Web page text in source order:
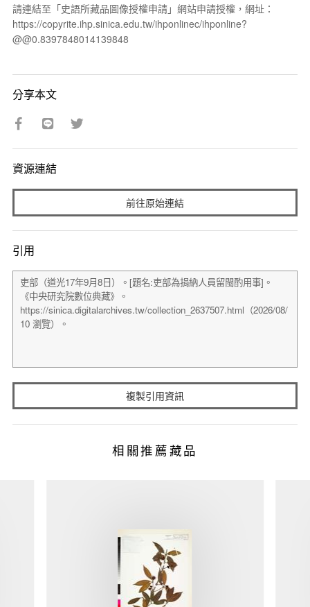
請連結至「史語所藏品圖像授權申請」網站申請授權，網址：
https://copyrite.ihp.sinica.edu.tw/ihponlinec/ihponline?
@@0.8397848014139848
分享本文
資源連結
前往原始連結
引用
複製引用資訊
相關推薦藏品